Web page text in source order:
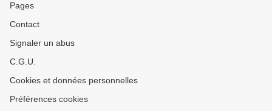
Pages
Contact
Signaler un abus
C.G.U.
Cookies et données personnelles
Préférences cookies